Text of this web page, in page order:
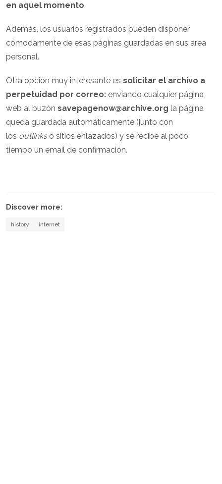
en aquel momento.
Además, los usuarios registrados pueden disponer
cómodamente de esas páginas guardadas en sus area
personal.
Otra opción muy interesante es solicitar el archivo a
perpetuidad por correo: enviando cualquier página
web al buzón savepagenow@archive.org la página
queda guardada automáticamente (junto con
los outlinkso sitios enlazados) y se recibe al poco
tiempo un email de confirmación.
Discover more:
history internet